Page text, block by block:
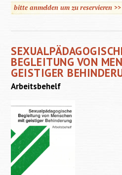
bitte anmelden um zu reservieren >>
BEGLEITUNG VON
GEISTIGER
Arbeitsbehelf